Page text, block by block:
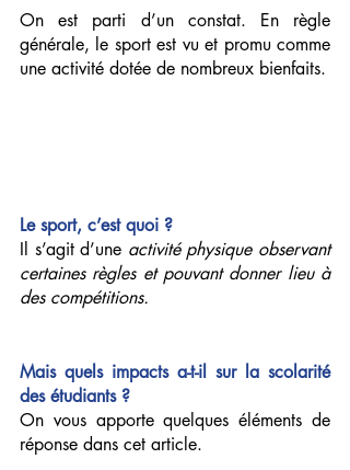
On est parti d’un constat. En règle
générale, le sport est vu et promu comme
une activité dotée de nombreux bienfaits.
Le sport, c’est quoi ?
Il s’agit d’une activité physique observant
certaines règles et pouvant donner lieu à
des compétitions.
Mais quels impacts a-t-il sur la scolarité
des étudiants ?
On vous apporte quelques éléments de
réponse dans cet article.